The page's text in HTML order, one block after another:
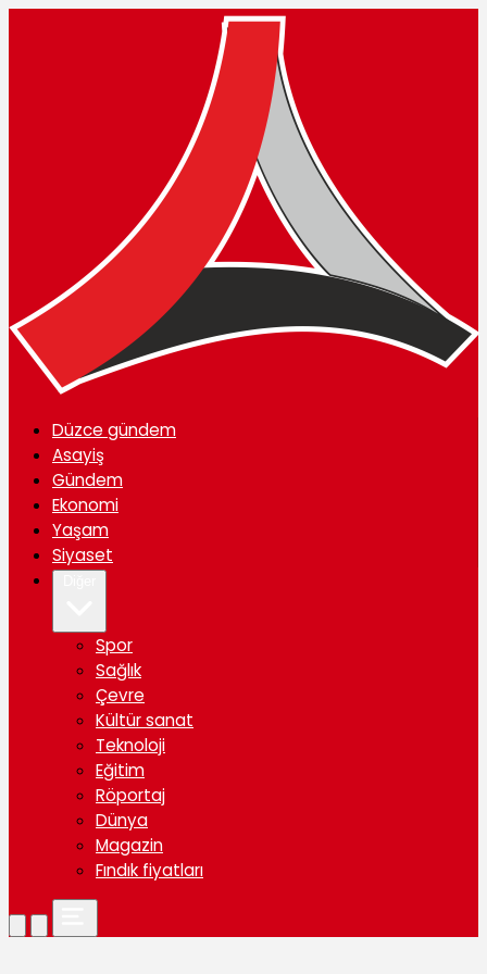
Düzce gündem
Asayiş
Gündem
Ekonomi
Yaşam
Siyaset
Spor
Sağlık
Çevre
Kültür sanat
Teknoloji
Eğitim
Röportaj
Dünya
Magazin
Fındık fiyatları